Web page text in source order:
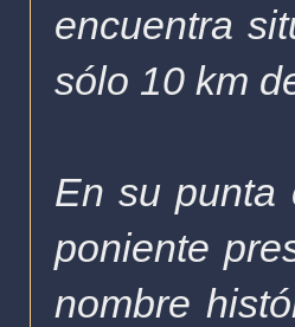
encuentra
sólo 10 km
En su punta
poniente
nombre